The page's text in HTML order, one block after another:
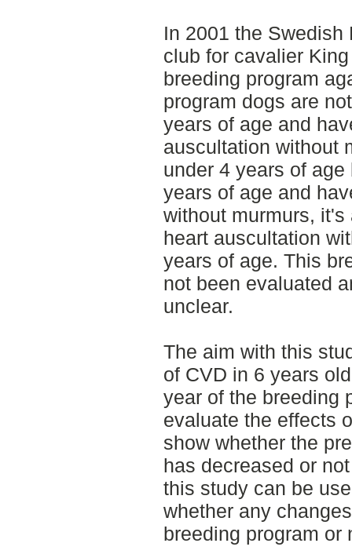
In 2001 the
club for cavalier
breeding program
program dogs are
years of age and
auscultation without
under 4 years of
years of age and
without murmurs,
heart auscultation
years of age. This
not been evaluated
unclear.
The aim with this
of CVD in 6 years
year of the breeding
evaluate the effects
show whether the
has decreased or
this study can be
whether any
breeding program or